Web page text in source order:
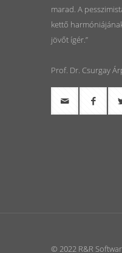
marad. A
kettő
jövőt ígér.”
Prof. Dr. Csurgay
© 2022 R&R